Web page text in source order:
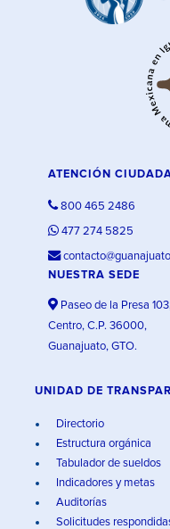
ATENCIÓN
800 465 2486
477 274 5825
NUESTRA SEDE
Paseo de la Presa
Centro, C.P. 36000,
Guanajuato, GTO.
UNIDAD DE
Directorio
Estructura orgánica
Tabulador de sueldos
Indicadores y metas
Auditorías
Solicitudes